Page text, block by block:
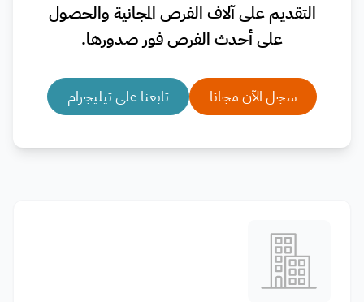
التقديم على آلاف الفرص المجانية والحصول
على أحدث الفرص فور صدورها.
سجل الآن مجانا تابعنا على تيليجرام